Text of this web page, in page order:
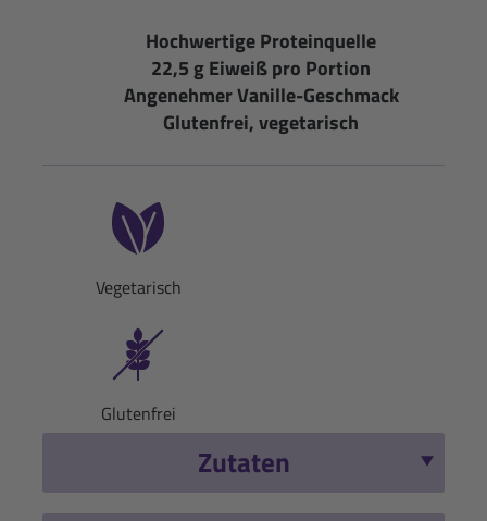
Hochwertige Proteinquelle
22,5 g Eiweiß pro Portion
Angenehmer Vanille-Geschmack
Glutenfrei, vegetarisch
Vegetarisch
Glutenfrei
Zutaten